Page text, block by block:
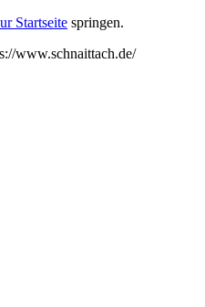
Startseite springen.
www.schnaittach.de/